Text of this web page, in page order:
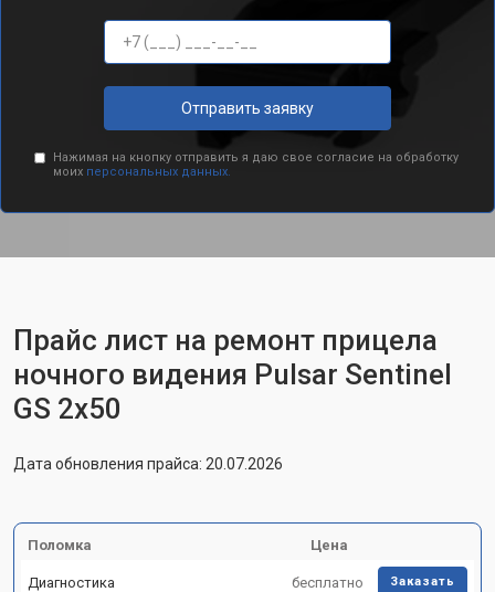
Отправить заявку
Нажимая на кнопку отправить я даю свое согласие на обработку
моих персональных данных.
Прайс лист на ремонт прицела
ночного видения Pulsar Sentinel
GS 2x50
Дата обновления прайса: 20.07.2026
Поломка Цена
Диагностика бесплатно Заказать